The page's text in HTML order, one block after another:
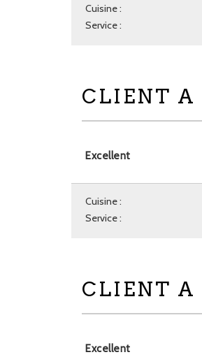
Cuisine :
Service :
CLIENT A
Excellent
Cuisine :
Service :
CLIENT A
Excellent